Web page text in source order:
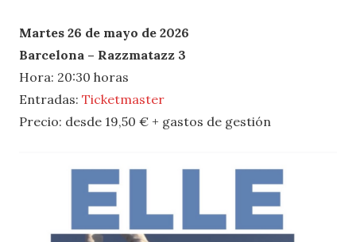
Martes 26 de mayo de 2026
Barcelona – Razzmatazz 3
Hora: 20:30 horas
Entradas: Ticketmaster
Precio: desde 19,50 € + gastos de gestión